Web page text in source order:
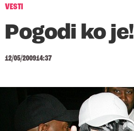
VESTI
Pogodi ko je!
12/05/200914:37